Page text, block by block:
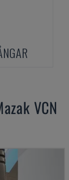
VCN